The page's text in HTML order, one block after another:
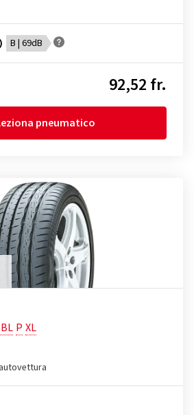
B | 69dB
92,52 fr.
pneumatico
P XL